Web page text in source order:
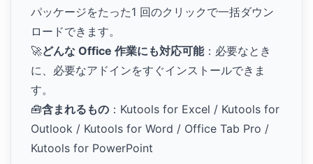
パッケージをたった1 回のクリックで一括ダウン
ロードできます。
🚀どんな Office 作業にも対応可能：必要なとき
に、必要なアドインをすぐインストールできま
す。
🧰含まれるもの ：Kutools for Excel / Kutools for
Outlook / Kutools for Word / Office Tab Pro /
Kutools for PowerPoint